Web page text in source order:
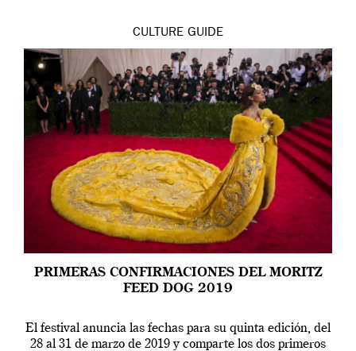
CULTURE GUIDE
PRIMERAS CONFIRMACIONES DEL MORITZ
FEED DOG 2019
El festival anuncia las fechas para su quinta edición, del
28 al 31 de marzo de 2019 y comparte los dos primeros